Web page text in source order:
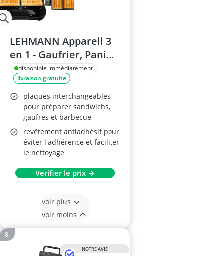
LEHMANN Appareil 3
en 1 - Gaufrier, Panini
Grill, Croque Monsieur
disponible immédiatement
livraison gratuite
plaques interchangeables
pour préparer sandwichs,
gaufres et barbecue
revêtement antiadhésif pour
éviter l'adhérence et faciliter
le nettoyage
Vérifier le prix →
voir plus
voir moins
NOTRE AVIS